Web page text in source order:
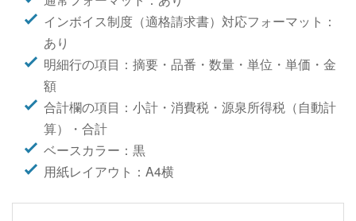
インボイス制度（適格請求書）対応フォーマット：
あり
明細行の項目：摘要・品番・数量・単位・単価・金
額
合計欄の項目：小計・消費税・源泉所得税（自動計
算）・合計
ベースカラー：黒
用紙レイアウト：A4横